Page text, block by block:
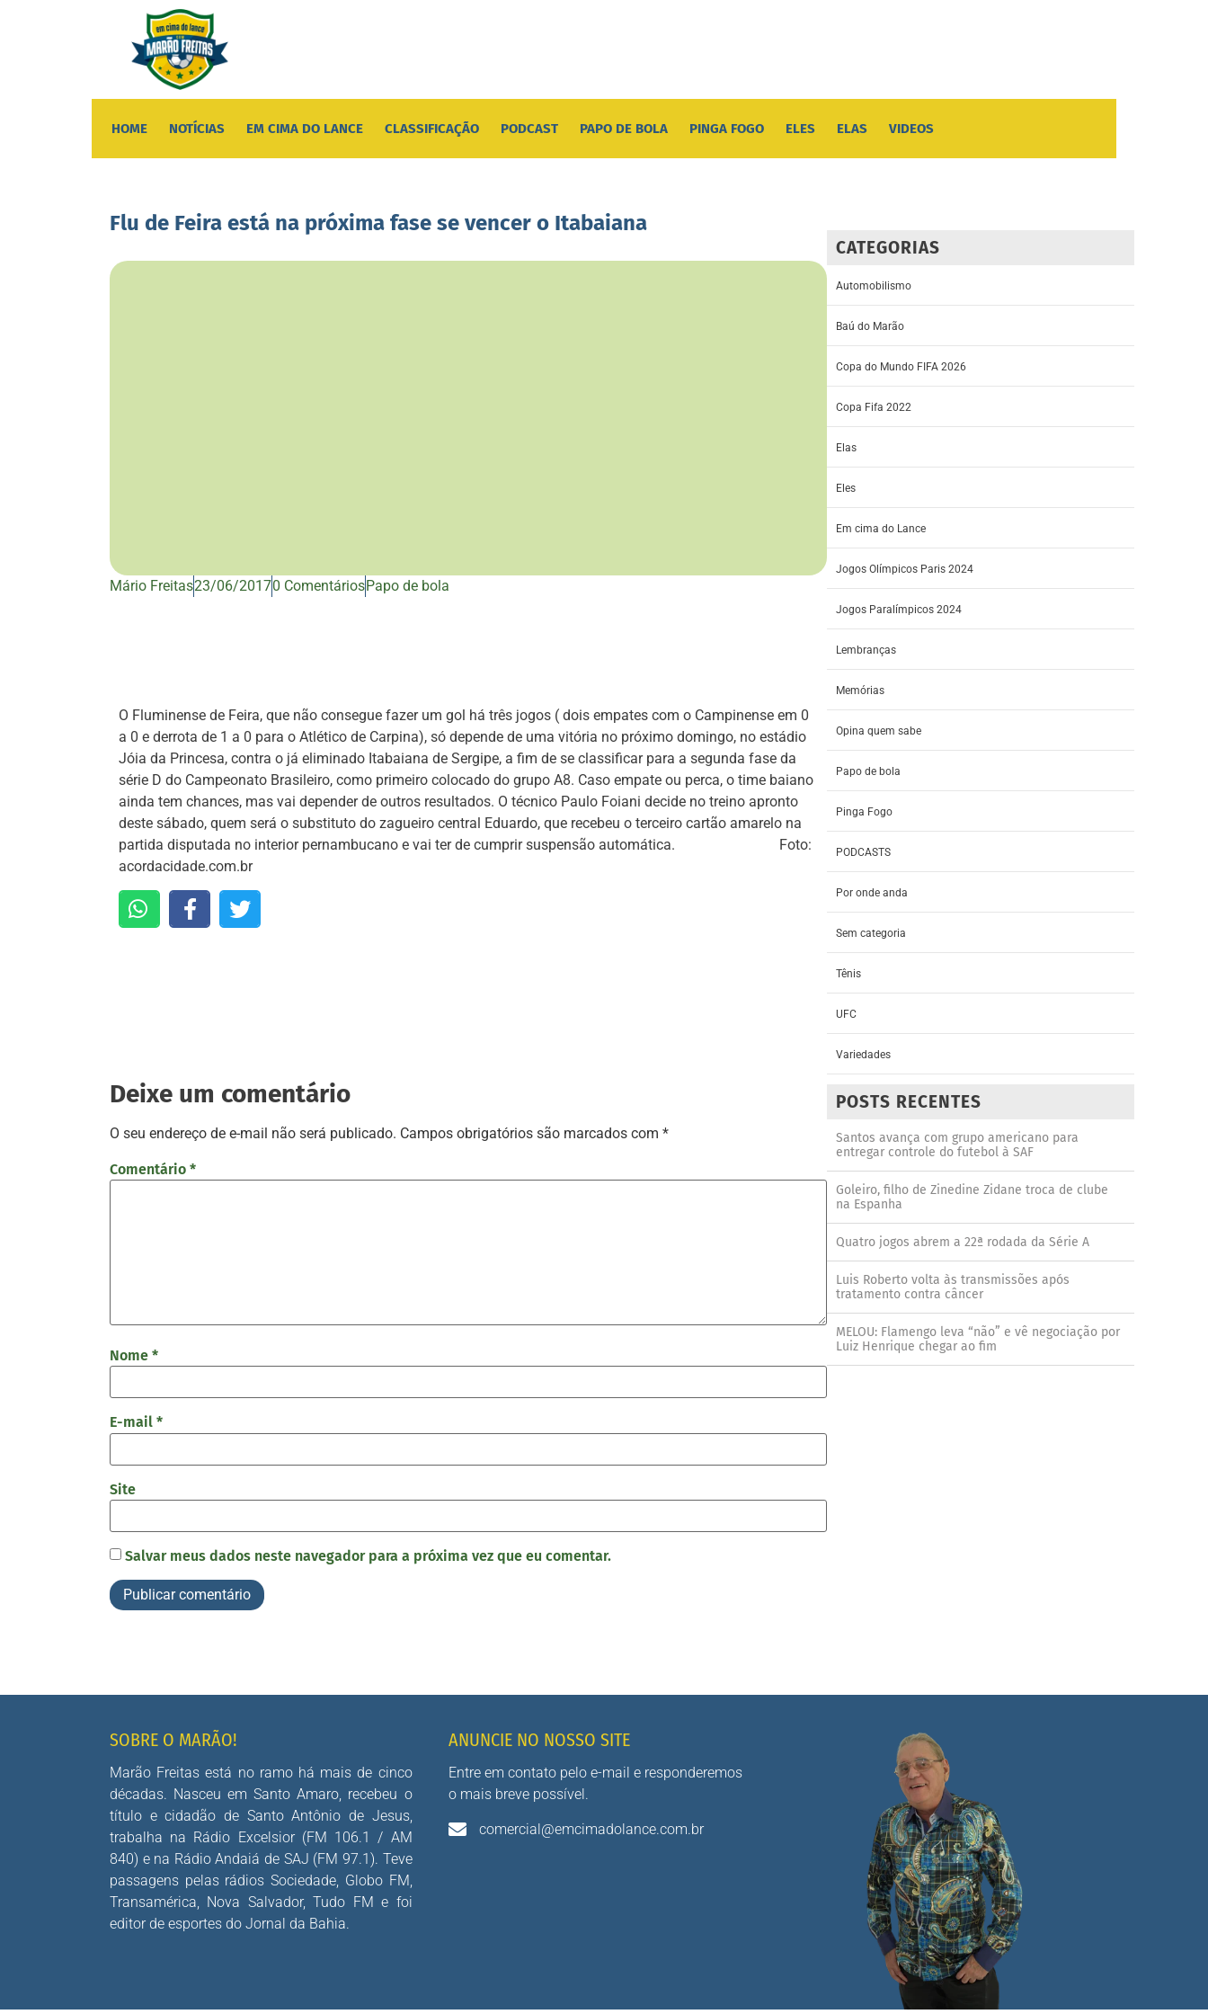
HOME NOTÍCIAS EM CIMA DO LANCE CLASSIFICAÇÃO PODCAST PAPO DE BOLA PINGA FOGO ELES ELAS VIDEOS
Flu de Feira está na próxima fase se vencer o Itabaiana
Mário Freitas23/06/20170 ComentáriosPapo de bola
O Fluminense de Feira, que não consegue fazer um gol há três jogos ( dois empates com o Campinense em 0
a 0 e derrota de 1 a 0 para o Atlético de Carpina), só depende de uma vitória no próximo domingo, no estádio
Jóia da Princesa, contra o já eliminado Itabaiana de Sergipe, a fim de se classificar para a segunda fase da
série D do Campeonato Brasileiro, como primeiro colocado do grupo A8. Caso empate ou perca, o time baiano
ainda tem chances, mas vai depender de outros resultados. O técnico Paulo Foiani decide no treino apronto
deste sábado, quem será o substituto do zagueiro central Eduardo, que recebeu o terceiro cartão amarelo na
partida disputada no interior pernambucano e vai ter de cumprir suspensão automática. Foto:
acordacidade.com.br
Deixe um comentário
O seu endereço de e-mail não será publicado. Campos obrigatórios são marcados com *
Comentário *
Nome *
E-mail *
Site
Salvar meus dados neste navegador para a próxima vez que eu comentar.
CATEGORIAS
Automobilismo
Baú do Marão
Copa do Mundo FIFA 2026
Copa Fifa 2022
Elas
Eles
Em cima do Lance
Jogos Olímpicos Paris 2024
Jogos Paralímpicos 2024
Lembranças
Memórias
Opina quem sabe
Papo de bola
Pinga Fogo
PODCASTS
Por onde anda
Sem categoria
Tênis
UFC
Variedades
POSTS RECENTES
Santos avança com grupo americano para
entregar controle do futebol à SAF
Goleiro, filho de Zinedine Zidane troca de clube
na Espanha
Quatro jogos abrem a 22ª rodada da Série A
Luis Roberto volta às transmissões após
tratamento contra câncer
MELOU: Flamengo leva “não” e vê negociação por
Luiz Henrique chegar ao fim
SOBRE O MARÃO!
Marão Freitas está no ramo há mais de cinco
décadas. Nasceu em Santo Amaro, recebeu o
título e cidadão de Santo Antônio de Jesus,
trabalha na Rádio Excelsior (FM 106.1 / AM
840) e na Rádio Andaiá de SAJ (FM 97.1). Teve
passagens pelas rádios Sociedade, Globo FM,
Transamérica, Nova Salvador, Tudo FM e foi
editor de esportes do Jornal da Bahia.
ANUNCIE NO NOSSO SITE
Entre em contato pelo e-mail e responderemos
o mais breve possível.
comercial@emcimadolance.com.br